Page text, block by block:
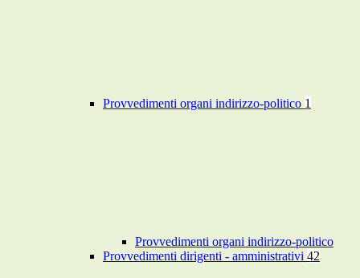
Provvedimenti organi indirizzo-politico 1
Provvedimenti organi indirizzo-politico
Provvedimenti dirigenti - amministrativi 42